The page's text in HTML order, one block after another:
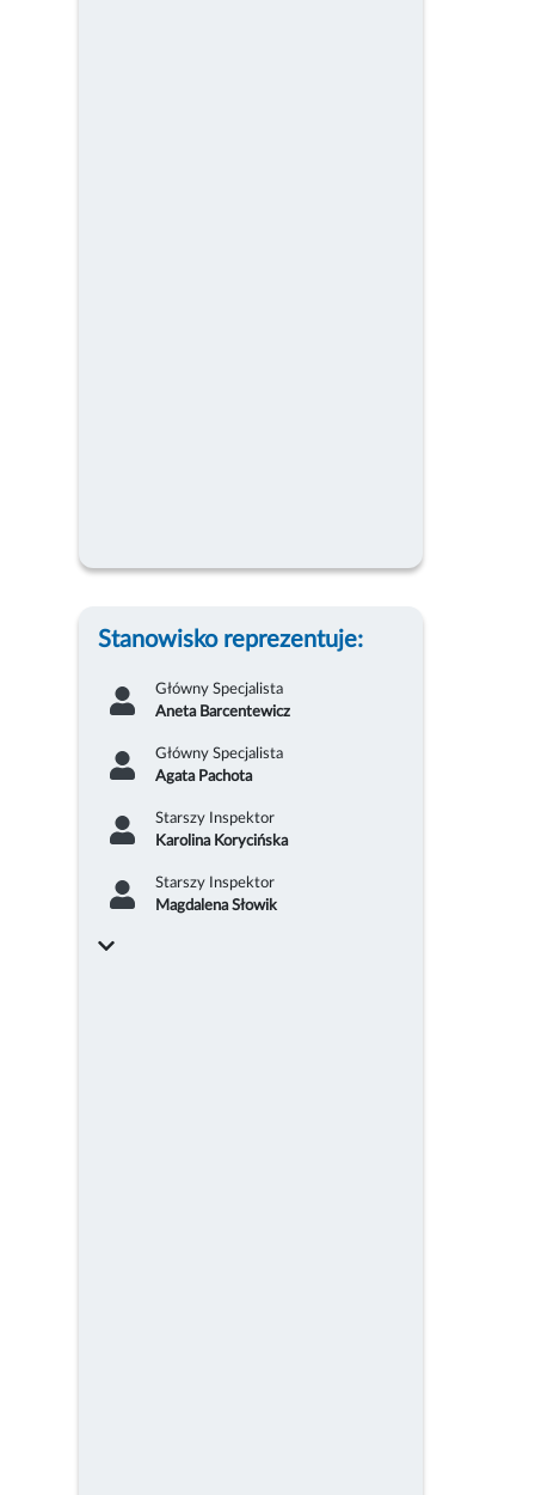
Stanowisko reprezentuje:
Główny Specjalista
Aneta Barcentewicz
Główny Specjalista
Agata Pachota
Starszy Inspektor
Karolina Korycińska
Starszy Inspektor
Magdalena Słowik